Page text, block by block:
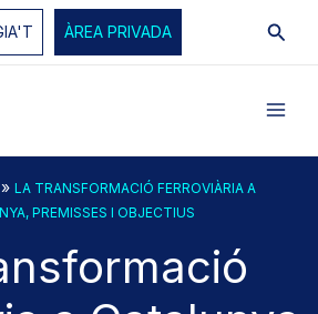
ÀREA PRIVADA
» LA TRANSFORMACIÓ FERROVIÀRIA A
PREMISSES I OBJECTIUS